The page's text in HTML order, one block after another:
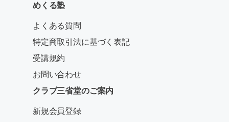
めくる塾
よくある質問
特定商取引法に基づく表記
受講規約
お問い合わせ
クラブ三省堂のご案内
新規会員登録